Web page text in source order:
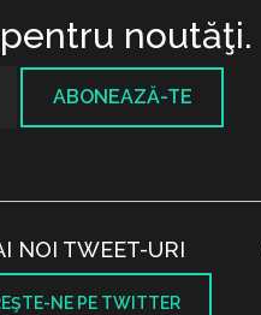
noutăţi.
ABONEAZĂ-TE
NOI TWEET-URI
NE PE TWITTER